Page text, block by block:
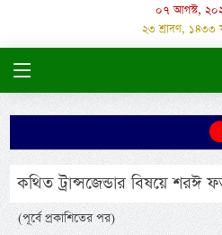
০৭ আগস্ট,
২৩ শ্রাবণ, ১৪৩৩
কথিত ট্রান্সজেন্ডার বিষয়ে শরঈ
(পূর্বে প্রকাশিতের পর)